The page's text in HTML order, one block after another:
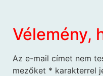
Vélemény,
Az e-mail címet nem
mezőket * karakterrel